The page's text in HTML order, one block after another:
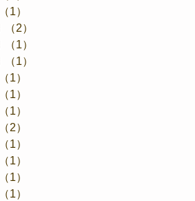
（1）
（2）
（1）
（1）
（1）
（1）
（1）
（2）
（1）
（1）
（1）
（1）